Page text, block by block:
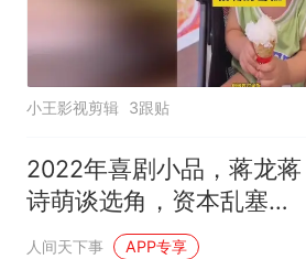
小王影视剪辑 3跟贴
2022年喜剧小品，蒋龙蒋
诗萌谈选角，资本乱塞演
员，爆笑不停
人间天下事 APP专享